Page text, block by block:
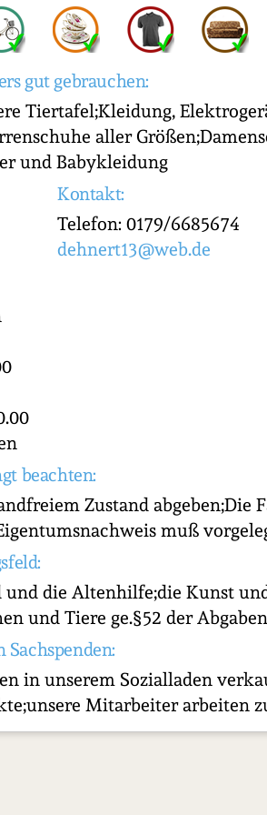
gut gebrauchen:
Tiertafel;Kleidung,
aller
und Babykleidung
Kontakt:
Telefon: 0179/6685674
dehnert13@web.de
beachten:
Zustand abgeben;Die
muß
und die Altenhilfe;die Kunst
und Tiere ge.§52 der
in unserem Sozialladen
Mitarbeiter arbeiten